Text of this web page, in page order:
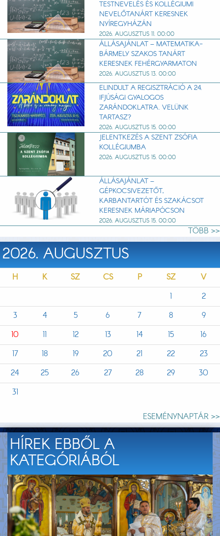
TESTNEVELÉS ÉS KOLLÉGIUMI
NEVELŐTANÁRT KERESNEK
NYÍREGYHÁZÁN
2026. AUGUSZTUS 11. 00:00
ÁLLÁSAJÁNLAT – MATEMATIKA-
BÁRMELY SZAKOS TANÁRT
KERESNEK FEHÉRGYARMATON
2026. AUGUSZTUS 13. 00:00
ELINDULT A REGISZTRÁCIÓ A 24.
IFJÚSÁGI GYALOGOS
ZARÁNDOKLATRA. VELÜNK
TARTASZ?
2026. AUGUSZTUS 15. 00:00
JELENTKEZÉS A SZENT ZSÓFIA
KOLLÉGIUMBA
2026. AUGUSZTUS 15. 00:00
ÁLLÁSAJÁNLAT –
GÉPKOCSIVEZETŐT,
KARBANTARTÓT ÉS SZAKÁCSOT
KERESNEK MÁRIAPÓCSON
2026. AUGUSZTUS 15. 00:00
TÖBB >>
2026. AUGUSZTUS
H K SZ CS P SZ
V
1
2
3
4 5 6 7 8
9
10
11 12 13 14 15
16
17
18 19 20 21 22
23
24
25 26 27 28 29
30
31
ESEMÉNYNAPTÁR >>
HÍREK EBBŐL A
KATEGÓRIÁBÓL